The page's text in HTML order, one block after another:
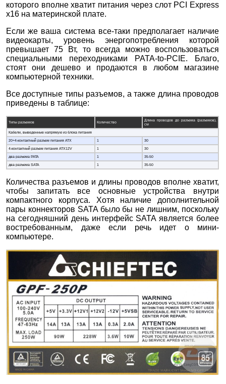
которого вполне хватит питания через слот PCI Express
x16 на материнской плате.
Если же ваша система все-таки предполагает наличие
видеокарты, уровень энергопотребления которой
превышает 75 Вт, то всегда можно воспользоваться
специальными переходниками PATA-to-PCIE. Благо,
стоят они дешево и продаются в любом магазине
компьютерной техники.
Все доступные типы разъемов, а также длина проводов
приведены в таблице:
Типы разъемов Количество
Длина проводов до разъема (разъемов),
см
Кабели, выведенные напрямую из блока питания
20+4-контактный разъем питания ATX
1
30
4-контактный разъем питания ATX12V
1
30
два разъема PATA
1
35-50
два разъема SATA
1 35-50
Количества разъемов и длины проводов вполне хватит,
чтобы запитать все основные устройства внутри
компактного корпуса. Хотя наличие дополнительной
пары коннекторов SATA было бы не лишним, поскольку
на сегодняшний день интерфейс SATA является более
востребованным, даже если речь идет о мини-
компьютере.